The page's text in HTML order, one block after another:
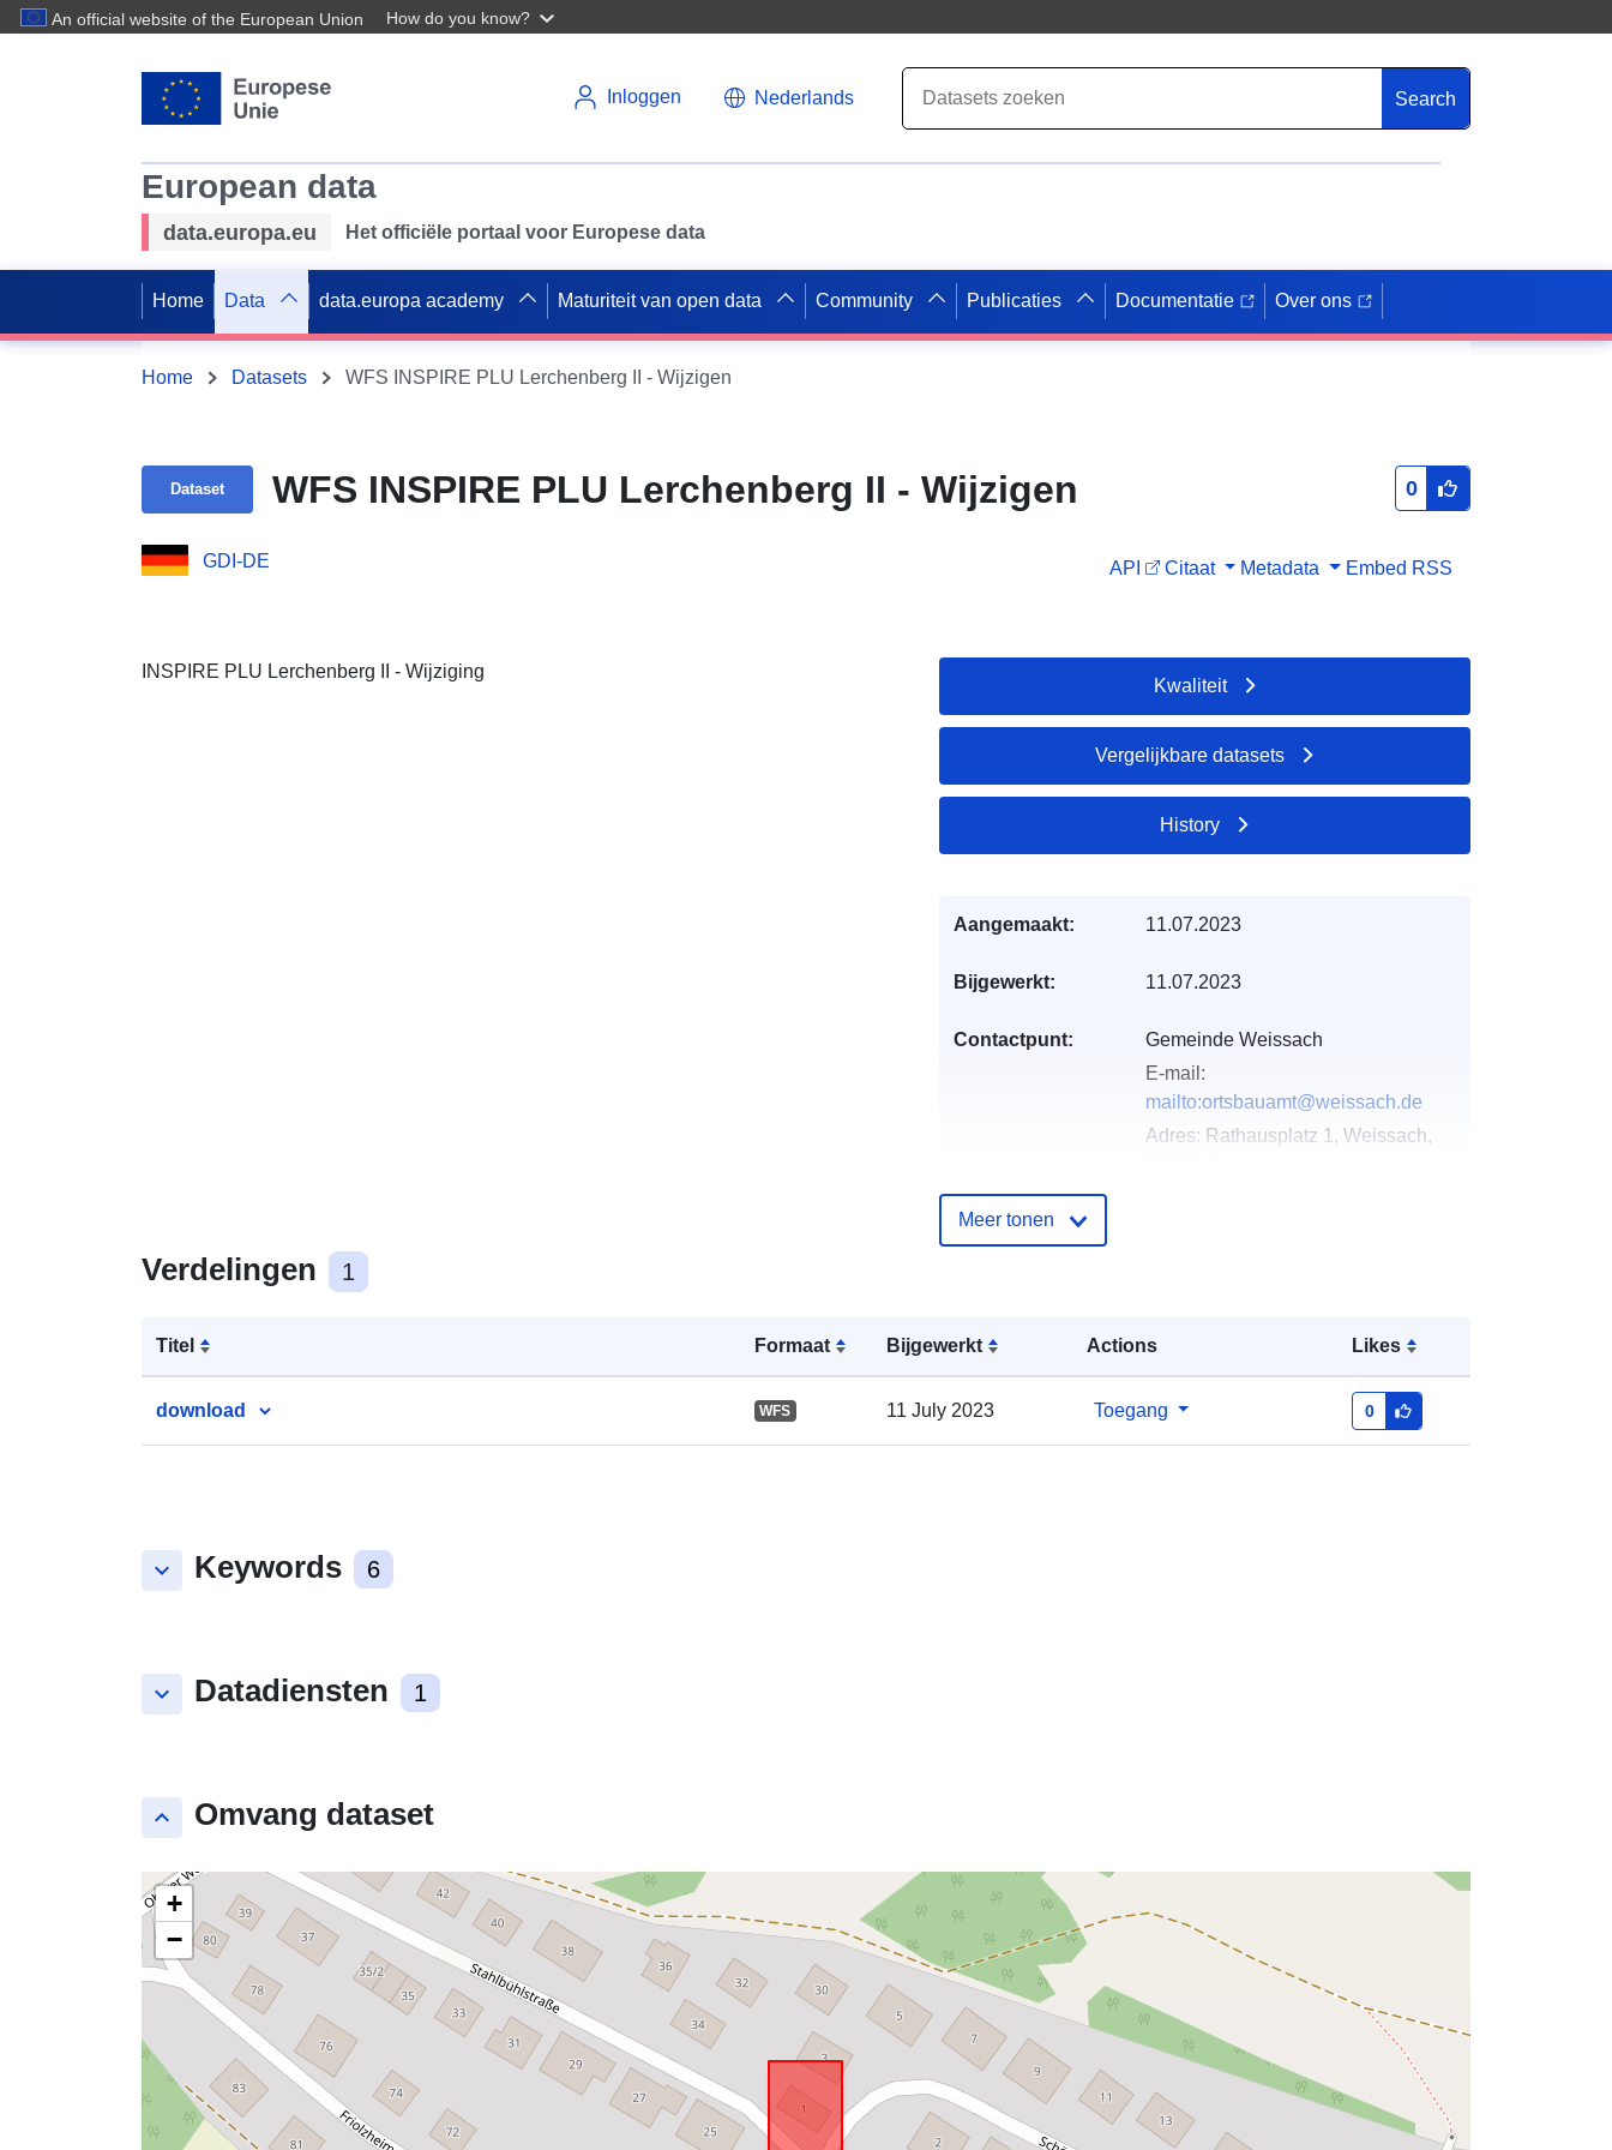
An official website of the European Union How do you know?
Inloggen Nederlands Search
European data
data.europa.eu Het officiële portaal voor Europese data
Home Data data.europa academy Maturiteit van open data Community Publicaties Documentatie Over ons
Home Datasets WFS INSPIRE PLU Lerchenberg II - Wijzigen
Dataset WFS INSPIRE PLU Lerchenberg II - Wijzigen 0
GDI-DE API Citaat Metadata Embed RSS
INSPIRE PLU Lerchenberg II - Wijziging
Verdelingen 1
Titel Formaat Bijgewerkt Actions Likes
download WFS 11 July 2023 Toegang 0
keyboard_arrow_down Keywords 6
keyboard_arrow_down Datadiensten 1
keyboard_arrow_up Omvang dataset
+
−
Kwaliteit
Vergelijkbare datasets
History
Aangemaakt: 11.07.2023
Bijgewerkt: 11.07.2023
Contactpunt:
Gemeinde Weissach
E-mail:
mailto:ortsbauamt@weissach.de
Adres: Rathausplatz 1, Weissach,
July 2026
Ruimtelijk: Coördinaten:
48.833783 ], [ 8.9034925,
Meer tonen